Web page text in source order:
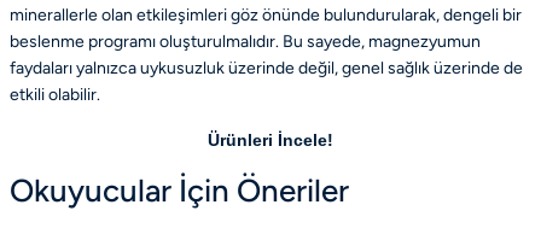
minerallerle olan etkileşimleri göz önünde bulundurularak, dengeli bir
beslenme programı oluşturulmalıdır. Bu sayede, magnezyumun
faydaları yalnızca uykusuzluk üzerinde değil, genel sağlık üzerinde de
etkili olabilir.
Ürünleri İncele!
Okuyucular İçin Öneriler